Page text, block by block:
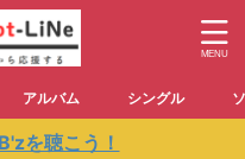
アルバム シングル
を聴こう！